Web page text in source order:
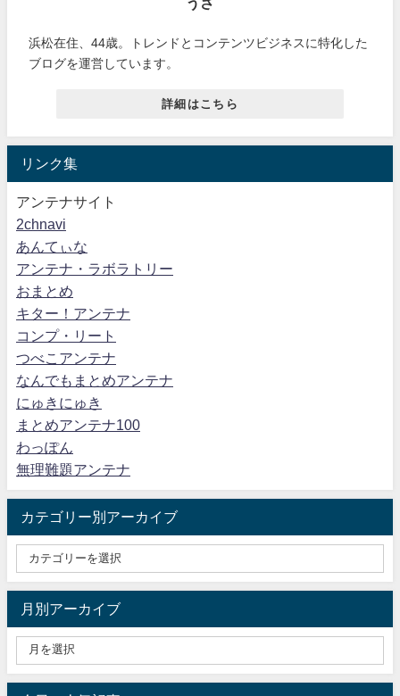
浜松在住、44歳。トレンドとコンテンツビジネスに特化した
ブログを運営しています。
詳細はこちら
リンク集
アンテナサイト
2chnavi
あんてぃな
アンテナ・ラボラトリー
おまとめ
キター！アンテナ
コンプ・リート
つべこアンテナ
なんでもまとめアンテナ
にゅきにゅき
まとめアンテナ100
わっぽん
無理難題アンテナ
カテゴリー別アーカイブ
月別アーカイブ